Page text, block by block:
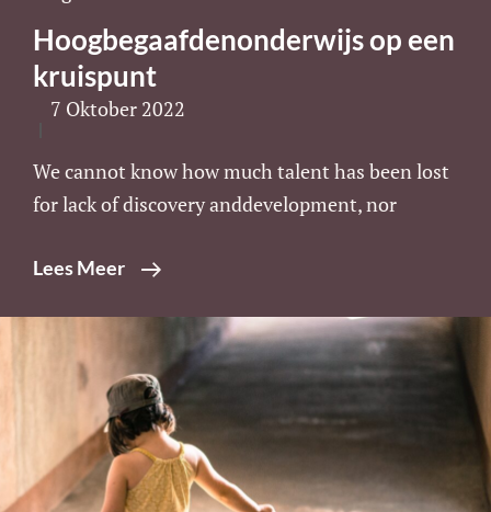
Hoogbegaafdenonderwijs op een
kruispunt
7 Oktober 2022
We cannot know how much talent has been lost
for lack of discovery anddevelopment, nor
Lees Meer
Hoogbegaafdenonderwijs
Een
Kruispunt